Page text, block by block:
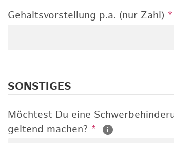
Gehaltsvorstellung p.a. (nur Zahl) *
SONSTIGES
Möchtest Du eine
geltend machen? *